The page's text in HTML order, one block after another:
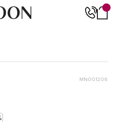
MN001206